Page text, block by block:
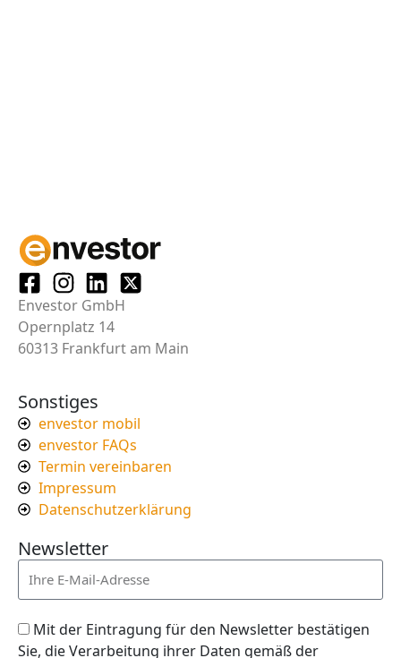
Envestor GmbH
Opernplatz 14
60313 Frankfurt am Main
Sonstiges
envestor mobil
envestor FAQs
Termin vereinbaren
Impressum
Datenschutzerklärung
Newsletter
Mit der Eintragung für den Newsletter bestätigen
Sie, die Verarbeitung ihrer Daten gemäß der